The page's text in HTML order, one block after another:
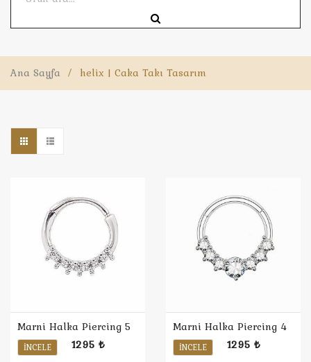
Ana Sayfa / helix | Caka Takı Tasarım
Marni Halka Piercing 5
İNCELE 1295 ₺
Marni Halka Piercing 4
İNCELE 1295 ₺